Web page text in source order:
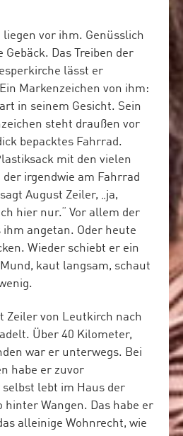
liegen vor ihm. Genüsslich
Gebäck. Das Treiben der
lässt er
Markenzeichen von ihm:
in seinem Gesicht. Sein
steht draußen vor
bepacktes Fahrrad.
mit den vielen
irgendwie am Fahrrad
August Zeiler, „ja,
hier nur.“ Vor allem der
ihm angetan. Oder heute
Wieder schiebt er ein
kaut langsam, schaut
Zeiler von Leutkirch nach
Über 40 Kilometer,
war er unterwegs. Bei
habe er zuvor
lebt im Haus der
hinter Wangen. Das habe er
alleinige Wohnrecht, wie